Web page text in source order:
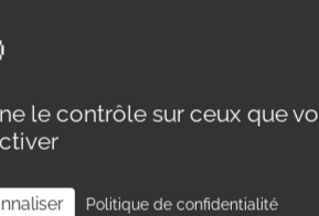
VOUS PLAIRE ?
le contrôle sur ceux que
Politique de confidentialité